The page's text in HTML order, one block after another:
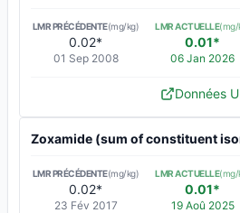
LMR PRÉCÉDENTE(mg/kg)
0.02*
01 Sep 2008
LMR ACTUELLE(mg/
0.01*
06 Jan 2026
Données
Zoxamide (sum of constituent
LMR PRÉCÉDENTE(mg/kg)
0.02*
23 Fév 2017
LMR ACTUELLE(mg/
0.01*
19 Aoû 2025